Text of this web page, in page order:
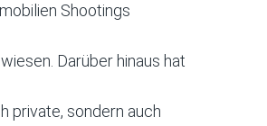
Shootings
Darüber hinaus hat
private, sondern auch